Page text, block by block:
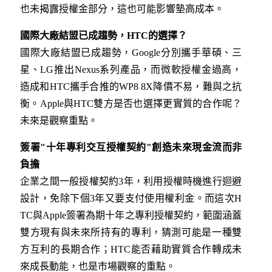
也未揭露授權金部分，這也可能影響墊高成本。
國際大廠結盟已成趨勢，HTC的選擇？
國際大廠結盟已成趨勢，Google分別攜手華碩、三
星、LG推出Nexus系列產品，而微軟授權金過高，
造成和HTC攜手合推的WP8 8X降價不易，難與之抗
衡。Apple與HTC雙方是否也選擇更實質的合作呢？
未來是觀察重點。
簽署"十年專利交互授權契約"創造未來現金流而非
負擔
企業之間一般授權契約3年，利用授權時機進行迴避
設計，免除下個3年又要支付使用權利金。而這次H
TC與Apple簽署為期十年之專利授權契約，範圍涵蓋
雙方現有與未來所持有的專利，猜測可能是一種雙
方互利的長期合作；HTC能否藉助實質合作轉成未
來成長動能，也是市場觀察的重點。